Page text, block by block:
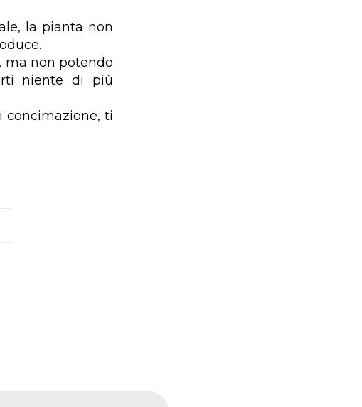
la pianta non
ma non potendo
niente di più
concimazione, ti